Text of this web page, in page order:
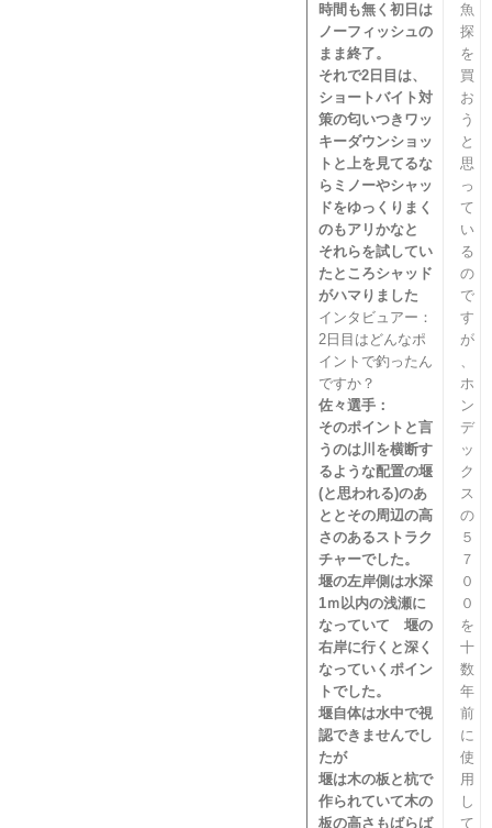
時間も無く初日は
ノーフィッシュの
まま終了。
それで2日目は、
ショートバイト対
策の匂いつきワッ
キーダウンショッ
トと上を見てるな
らミノーやシャッ
ドをゆっくりまく
のもアリかなと
それらを試してい
たところシャッド
がハマりました
インタビュアー：
2日目はどんなポ
イントで釣ったん
ですか？
佐々選手：
そのポイントと言
うのは川を横断す
るような配置の堰
(と思われる)のあ
ととその周辺の高
さのあるストラク
チャーでした。
堰の左岸側は水深
1ｍ以内の浅瀬に
なっていて 堰の
右岸に行くと深く
なっていくポイン
トでした。
堰自体は水中で視
認できませんでし
たが
堰は木の板と杭で
作られていて木の
板の高さもばらば
魚
探
を
買
お
う
と
思
っ
て
い
る
の
で
す
が
、
ホ
ン
デ
ッ
ク
ス
の
５
７
０
０
を
十
数
年
前
に
使
用
し
て